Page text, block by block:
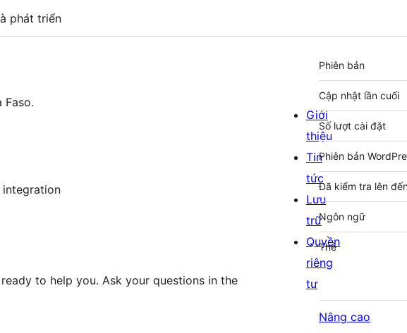
phát triển
Faso.
integration
to help you. Ask your questions in the
Meta
Phiên bản
Cập nhật lần cuối
Số lượt cài đặt
Phiên bản
Đã kiểm tra lên
Ngôn ngữ
Thẻ
Nâng cao
Giới
thiệu
Tin
tức
Lưu
trữ
Quyền
riêng
tư